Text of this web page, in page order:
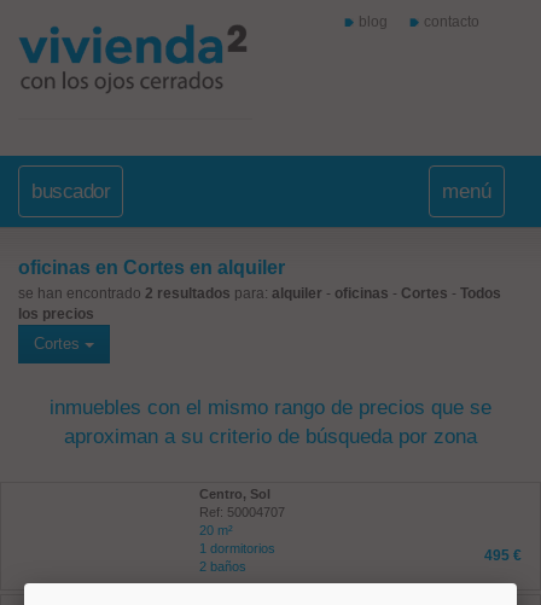
blog contacto
buscador menú
oficinas en Cortes en alquiler
se han encontrado 2 resultados para: alquiler - oficinas - Cortes - Todos
los precios
Cortes
inmuebles con el mismo rango de precios que se
aproximan a su criterio de búsqueda por zona
Centro, Sol
Ref: 50004707
20 m²
1 dormitorios
2 baños
495 €